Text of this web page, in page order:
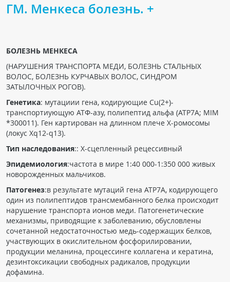
Форум
Чат RADIOMED
ОБРАЗОВАНИЕ
Интерактивные задания
Презентации
Публикации
Видео
Журнал "Лучевая диагностика и терапия"
КНИЖНЫЙ МАГАЗИН
ГМ. Менкеса болезнь. +
БОЛЕЗНЬ МЕНКЕСА
(НАРУШЕНИЯ ТРАНСПОРТА МЕДИ, БОЛЕЗНЬ СТАЛЬНЫХ
ВОЛОС, БОЛЕЗНЬ КУРЧАВЫХ ВОЛОС, СИНДРОМ
ЗАТЫЛОЧНЫХ РОГОВ).
Генетика: мутациии гена, кодирующие Cu(2+)-
транспортиующую ATФ-азу, полипептид альфа (ATP7A; MIM
*300011). Ген картирован на длинном плече Х-ромосомы
(локус Хq12-q13).
Тип наследования:: Х-сцепленный рецессивный
Эпидемиология:частота в мире 1:40 000-1:350 000 живых
новорожденных мальчиков.
Патогенез:в результате мутаций гена ATP7A, кодирующего
один из полипептидов трансмембанного белка происходит
нарушение транспорта ионов меди. Патогенетические
механизмы, приводящие к заболеванию, обусловлены
сочетанной недостаточностью медь-содержащих белков,
участвующих в окислительном фосфорилировании,
продукции меланина, процессинге коллагена и кератина,
дезинтоксикации свободных радикалов, продукции
дофамина.